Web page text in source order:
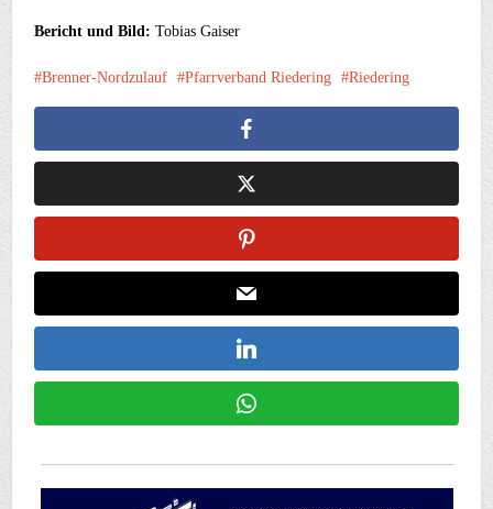
Bericht und Bild: Tobias Gaiser
Brenner-Nordzulauf Pfarrverband Riedering Riedering